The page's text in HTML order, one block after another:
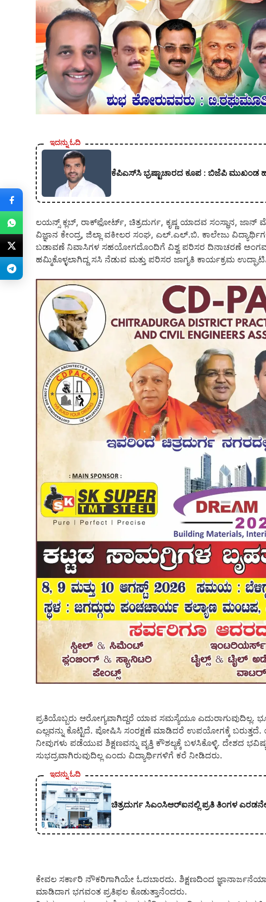
ಇದನ್ನು ಓದಿ
ಕೆಪಿಎಸ್‍ಸಿ ಭ್ರಷ್ಟಾಚಾರದ ಕೂಪ : ಬಿಜೆಪಿ
ಲಯನ್ಸ್ ಕ್ಲಬ್, ರಾಕ್‍ಫೋರ್ಟ್, ಚಿತ್ರದುರ್ಗ, ಕೃಷ್ಣ ಯಾದವ ಸಂಸ್ಥಾನ,
ವಿಜ್ಞಾನ ಕೇಂದ್ರ, ಜಿಲ್ಲಾ ವಕೀಲರ ಸಂಘ, ಎಲ್.ಎಲ್.ಬಿ. ಕಾಲೇಜು
ಬಡಾವಣೆ ನಿವಾಸಿಗಳ ಸಹಯೋಗದೊಂದಿಗೆ ವಿಶ್ವ ಪರಿಸರ ದಿನಾಚರಣೆ
ಹಮ್ಮಿಕೊಳ್ಳಲಾಗಿದ್ದ ಸಸಿ ನೆಡುವ ಮತ್ತು ಪರಿಸರ ಜಾಗೃತಿ ಕಾರ್ಯಕ್ರಮ
ಪ್ರತಿಯೊಬ್ಬರು ಆರೋಗ್ಯವಾಗಿದ್ದರೆ ಯಾವ ಸಮಸ್ಯೆಯೂ ಎದುರಾಗುವುದಿಲ್ಲ.
ಎಲ್ಲವನ್ನು ಕೊಟ್ಟಿದೆ. ಪೋಷಿಸಿ ಸಂರಕ್ಷಣೆ ಮಾಡಿದರೆ ಉಪಯೋಗಕ್ಕೆ ಬರುತ್ತದೆ.
ನೀವುಗಳು ಪಡೆಯುವ ಶಿಕ್ಷಣವನ್ನು ವೃತ್ತಿ ಕೌಶಲ್ಯಕ್ಕೆ ಬಳಸಿಕೊಳ್ಳಿ. ದೇಶದ
ಸುಭದ್ರವಾಗಿರುವುದಿಲ್ಲ ಎಂದು ವಿದ್ಯಾರ್ಥಿಗಳಿಗೆ ಕರೆ ನೀಡಿದರು.
ಇದನ್ನು ಓದಿ
ಚಿತ್ರದುರ್ಗ ಸಿಎಂಸಿಆರ್‍ಐನಲ್ಲಿ ಪ್ರತಿ ತಿಂಗಳ
ಕೇವಲ ಸರ್ಕಾರಿ ನೌಕರಿಗಾಗಿಯೇ ಓದಬಾರದು. ಶಿಕ್ಷಣದಿಂದ
ಮಾಡಿದಾಗ ಭಗವಂತ ಪ್ರತಿಫಲ ಕೊಡುತ್ತಾನೆಂದರು.